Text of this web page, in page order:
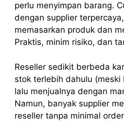
perlu menyimpan barang.
dengan supplier
memasarkan produk dan
Praktis, minim risiko, dan
Reseller sedikit berbeda
stok terlebih dahulu (meski
lalu menjualnya dengan
Namun, banyak supplier
reseller tanpa minimal